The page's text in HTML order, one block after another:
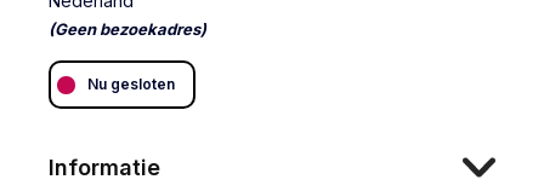
(Geen bezoekadres)
Nu gesloten
Informatie